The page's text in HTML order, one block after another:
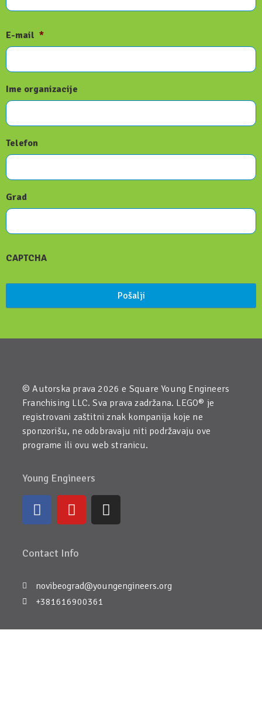
E-mail *
Ime organizacije
Telefon
Grad
CAPTCHA
© Autorska prava 2026 e Square Young Engineers
Franchising LLC. Sva prava zadržana. LEGO® je
registrovani zaštitni znak kompanija koje ne
sponzorišu, ne odobravaju niti podržavaju ove
programe ili ovu web stranicu.
Young Engineers
Contact Info
novibeograd@youngengineers.org
+381616900361